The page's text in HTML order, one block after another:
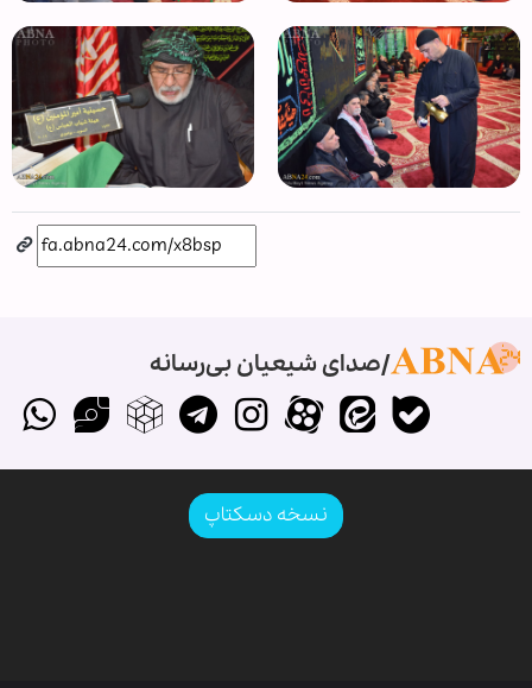
صدای شیعیان بی‌رسانه
نسخه دسکتاپ